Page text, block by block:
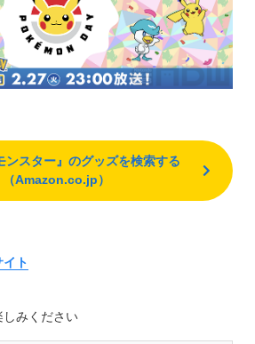
ンスター』のグッズを検索する
（Amazon.co.jp）
ト
みください